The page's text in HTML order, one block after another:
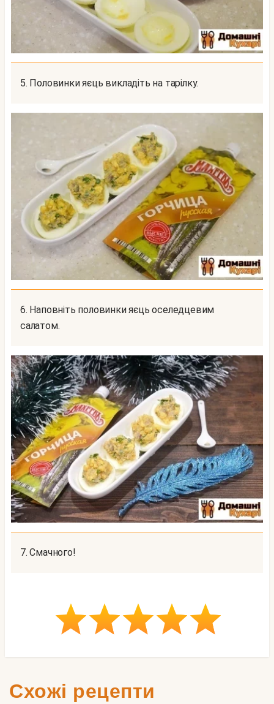
5. Половинки яєць викладіть на тарілку.
6. Наповніть половинки яєць оселедцевим
салатом.
7. Смачного!
Схожі рецепти